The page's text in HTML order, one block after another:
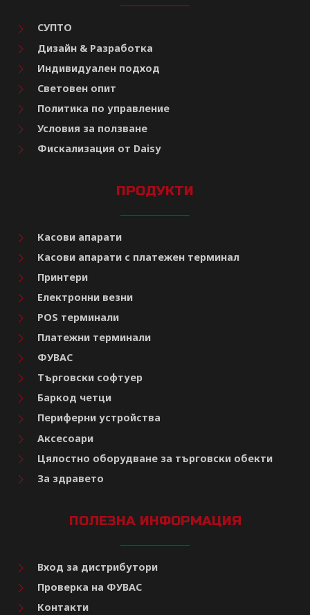
СУПТО
Дизайн & Разработка
Индивидуален подход
Световен опит
Политика по управление
Условия за ползване
Фискализация от Daisy
ПРОДУКТИ
Касови апарати
Касови апарати с платежен терминал
Принтери
Електронни везни
POS терминали
Платежни терминали
ФУВАС
Търговски софтуер
Баркод четци
Периферни устройства
Аксесоари
Цялостно оборудване за търговски обекти
За здравето
ПОЛЕЗНА ИНФОРМАЦИЯ
Вход за дистрибутори
Проверка на ФУВАС
Контакти